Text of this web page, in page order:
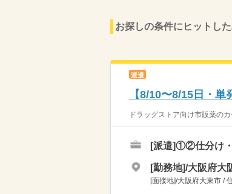
お探しの条件にヒットし
派遣
【8/10〜8/15日・
ドラッグストア向け市販薬の
[派遣]①②仕分け・
[勤務地]/大阪府大
[面接地]/大阪府大東市 /